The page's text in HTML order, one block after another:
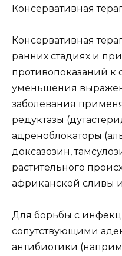
Консервативная
Консервативная
ранних стадиях и
противопоказаний к
уменьшения
заболевания
редуктазы
адреноблокаторы
доксазозин,
растительного
африканской сливы
Для борьбы с
сопутствующими
антибиотики